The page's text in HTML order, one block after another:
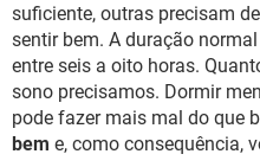
suficiente, outras precisam
sentir bem. A duração
entre seis a oito horas.
sono precisamos. Dormir
pode fazer mais mal do que
bem e, como consequência,